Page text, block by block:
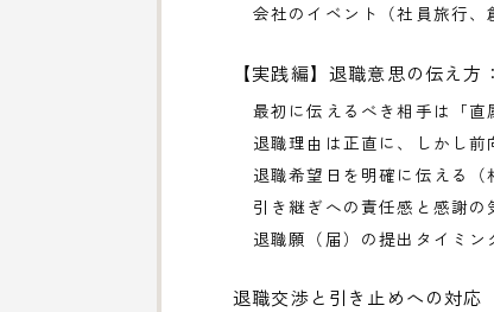
会社のイベント（社員旅行
【実践編】退職意思の伝え
最初に伝えるべき相手は「直
退職理由は正直に、しかし前
退職希望日を明確に伝える（
引き継ぎへの責任感と感謝の
退職願（届）の提出タイミン
退職交渉と引き止めへの対応